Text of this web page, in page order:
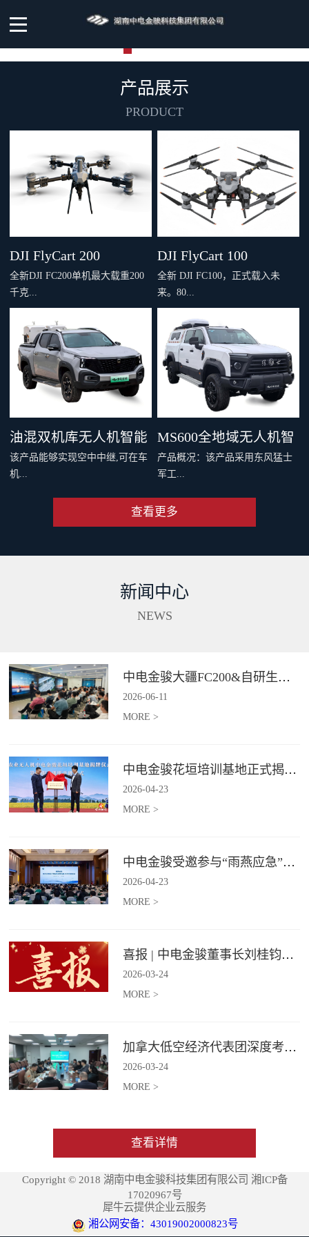
产品展示
PRODUCT
DJI FlyCart 200
全新DJI FC200单机最大载重200
千克...
，四机协同最大载重 600 千克。
支持双电和四电两种模式，还可
灵活选择旗舰空吊和 DL200 吊运
系统。支持40公里O4图传，远距
对复杂环境。双PSDK接口，支持
更多负载拓展。Delivery App、大
疆司运、全新大疆运服App，多
DJI FlyCart 100
全新 DJI FC100，正式载入未
来。80...
千克旗舰级载重，支持两种负载
系统，搭配丰富生态应用，重新
定义专业运载、突破更多场景界
限。智能安全系统与防护性能，
从容应对复杂场最全大候运输。
油混双机库无人机智能
巡检车（面议）
该产品能够实现空中中继,可在车
机...
机自动补能、无人机户外快速部
配出色的全地形通过能力,一举破
长、补能不便、作业范围受限、
站等场景提供高效巡检等服务。*
具体价格面议
MS600全地域无人机智
能巡检作业车（面议）
产品概况：该产品采用东风猛士
军工...
集成车载无人机巡检软硬件系
集、处理、分析及成果传输一体
5G+卫星双链路通讯功能，在全
与智能判。*具体价格面议
查看更多
新闻中心
NEWS
中电金骏大疆FC200&自研生态新品体验会圆满举办
2026-06-11
MORE >
中电金骏花垣培训基地正式揭牌 首期农业无人机培训班同步启动
2026-04-23
MORE >
中电金骏受邀参与“雨燕应急”2026年度会议 协同打造空中应急力量
2026-04-23
MORE >
喜报 | 中电金骏董事长刘桂钧获雷锋街道第四届“雷锋榜样”模范人物称号
2026-03-24
MORE >
加拿大低空经济代表团深度考察中电金骏
2026-03-24
MORE >
查看详情
Copyright © 2018 湖南中电金骏科技集团有限公司 湘ICP备
17020967号
犀牛云提供企业云服务
湘公网安备：43019002000823号